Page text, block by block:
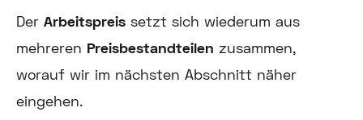
Der Arbeitspreis setzt sich wiederum aus
mehreren Preisbestandteilen zusammen,
worauf wir im nächsten Abschnitt näher
eingehen.